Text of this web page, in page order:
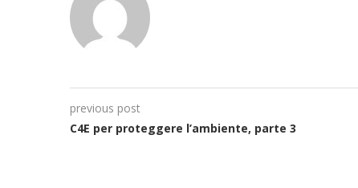
previous post
C4E per proteggere l’ambiente, parte 3